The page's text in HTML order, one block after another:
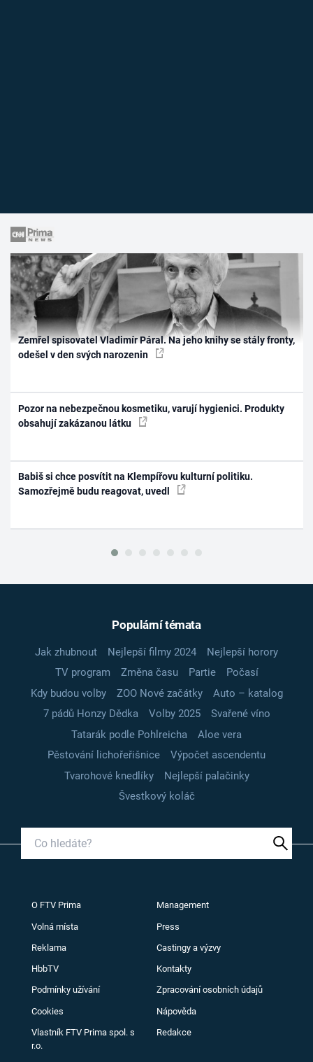
Zemřel spisovatel Vladimír Páral. Na jeho knihy se stály fronty,
odešel v den svých narozenin
Pozor na nebezpečnou kosmetiku, varují hygienici. Produkty
obsahují zakázanou látku
Babiš si chce posvítit na Klempířovu kulturní politiku.
Samozřejmě budu reagovat, uvedl
Populární témata
Jak zhubnout Nejlepší filmy 2024
Nejlepší horory
TV program
Změna času Partie
Počasí
Kdy budou volby
ZOO Nové začátky
Auto – katalog
7 pádů Honzy Dědka
Volby 2025
Svařené víno
Tatarák podle Pohlreicha
Aloe vera
Pěstování lichořeřišnice
Výpočet ascendentu
Tvarohové knedlíky
Nejlepší palačinky
Švestkový koláč
O FTV Prima Management
Volná místa Press
Reklama Castingy a výzvy
HbbTV Kontakty
Podmínky užívání Zpracování osobních údajů
Cookies Nápověda
Vlastník FTV Prima spol. s
r.o.
Redakce